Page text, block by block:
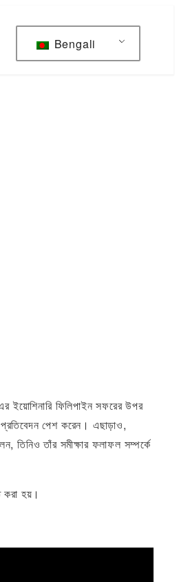
Bengali
ইয়োশিনারি ফিলিপাইন সফরের উপর
পেশ করেন। এছাড়াও,
তিনিও তাঁর সমীক্ষার ফলাফল সম্পর্কে
করা হয়।